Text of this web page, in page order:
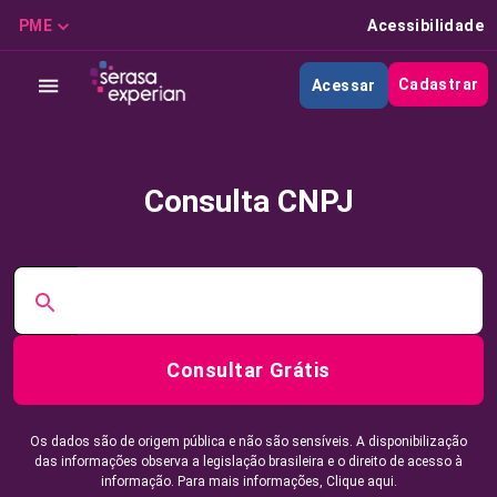
PME Acessibilidade
Acessar Cadastrar
Consulta CNPJ
Consultar Grátis
Os dados são de origem pública e não são sensíveis. A disponibilização
das informações observa a legislação brasileira e o direito de acesso à
informação. Para mais informações, Clique aqui.